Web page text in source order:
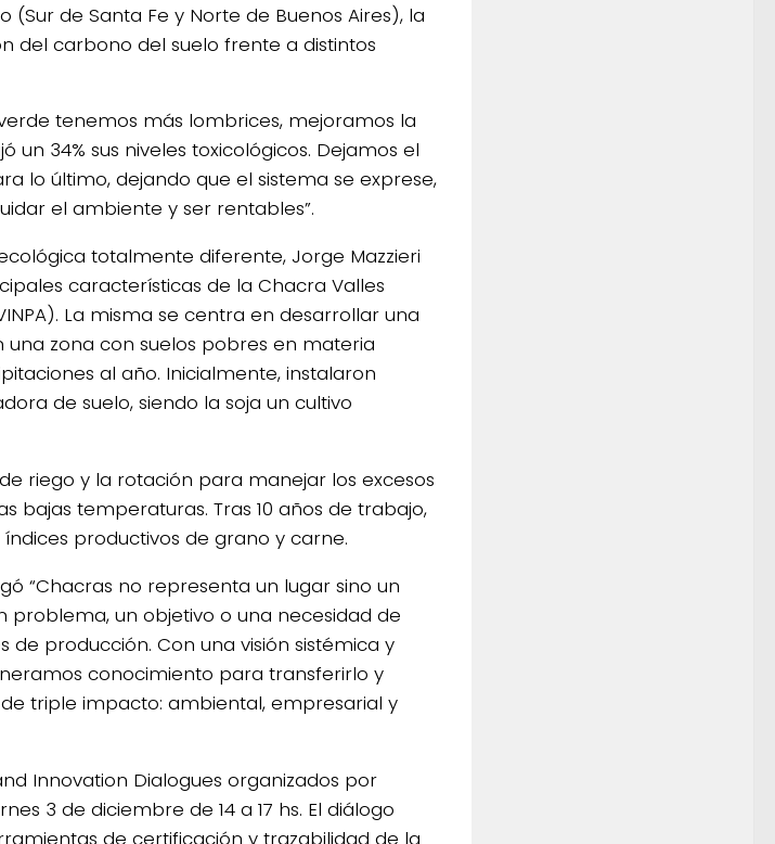
(Sur de Santa Fe y Norte de Buenos Aires), la
del carbono del suelo frente a distintos
tenemos más lombrices, mejoramos la
un 34% sus niveles toxicológicos. Dejamos el
lo último, dejando que el sistema se exprese,
el ambiente y ser rentables”.
totalmente diferente, Jorge Mazzieri
características de la Chacra Valles
La misma se centra en desarrollar una
zona con suelos pobres en materia
al año. Inicialmente, instalaron
de suelo, siendo la soja un cultivo
riego y la rotación para manejar los excesos
bajas temperaturas. Tras 10 años de trabajo,
productivos de grano y carne.
“Chacras no representa un lugar sino un
problema, un objetivo o una necesidad de
de producción. Con una visión sistémica y
conocimiento para transferirlo y
triple impacto: ambiental, empresarial y
Innovation Dialogues organizados por
3 de diciembre de 14 a 17 hs. El diálogo
de certificación y trazabilidad de la